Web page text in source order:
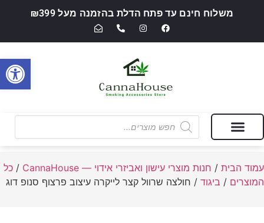
משלוח חינם עד פתח הדלת בהזמנה מעל ₪399
עמוד הבית / חנות מוצרי עישון ואביזרי אידוי — CannaHouse / כל
המוצרים / ביגוד / חולצה שרוול קצר לייקרה עיצוב פרצוף סנופ דוג
פתח